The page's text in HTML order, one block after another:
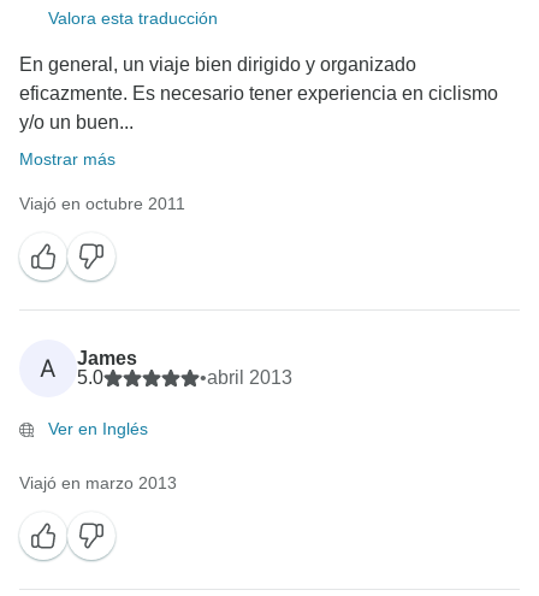
Valora esta traducción
En general, un viaje bien dirigido y organizado
eficazmente. Es necesario tener experiencia en ciclismo
y/o un buen...
Mostrar más
Viajó en octubre 2011
A
James
5.0
•abril 2013
Ver en Inglés
Viajó en marzo 2013